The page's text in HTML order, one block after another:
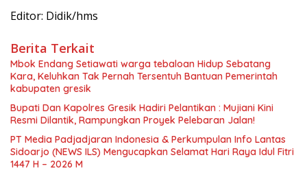
Editor: Didik/hms
Berita Terkait
Mbok Endang Setiawati warga tebaloan Hidup Sebatang
Kara, Keluhkan Tak Pernah Tersentuh Bantuan Pemerintah
kabupaten gresik
​Bupati Dan Kapolres Gresik Hadiri Pelantikan : Mujiani Kini
Resmi Dilantik, Rampungkan Proyek Pelebaran Jalan!
PT Media Padjadjaran Indonesia & Perkumpulan Info Lantas
Sidoarjo (NEWS ILS) Mengucapkan Selamat Hari Raya Idul Fitri
1447 H – 2026 M